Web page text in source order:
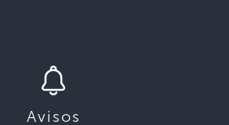
Avisos